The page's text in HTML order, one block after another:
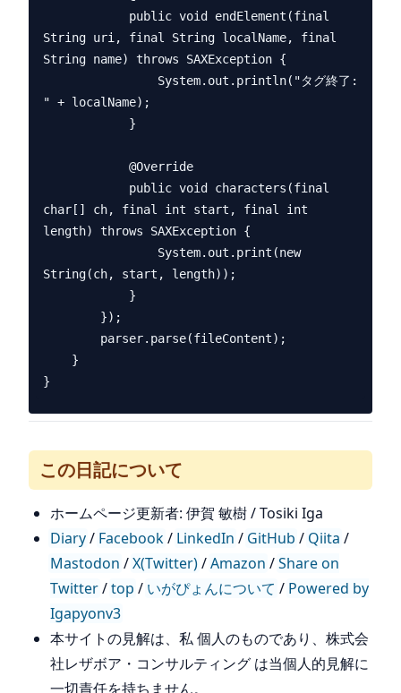
String uri, final String localName, final
String name) throws SAXException {
" + localName);
char[] ch, final int start, final int
length) throws SAXException {
String(ch, start, length));
この日記について
ホームページ更新者: 伊賀 敏樹 / Tosiki Iga
Diary/ Facebook/ LinkedIn / GitHub / Qiita /
Mastodon /X(Twitter)/Amazon /Share on
Twitter/top / いがぴょんについて / Powered by
Igapyonv3
本サイトの見解は、私 個人のものであり、株式会
社レザボア・コンサルティング は当個人的見解に
一切責任を持ちません。